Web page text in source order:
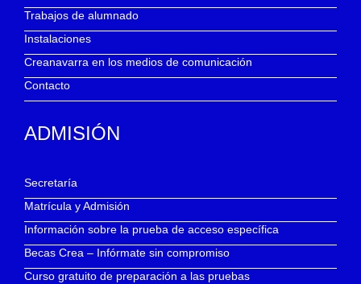
Trabajos de alumnado
Instalaciones
Creanavarra en los medios de comunicación
Contacto
ADMISIÓN
Secretaría
Matrícula y Admisión
Información sobre la prueba de acceso específica
Becas Crea – Infórmate sin compromiso
Curso gratuito de preparación a las pruebas